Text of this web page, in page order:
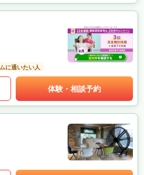
に通いたい人
体験・相談予約